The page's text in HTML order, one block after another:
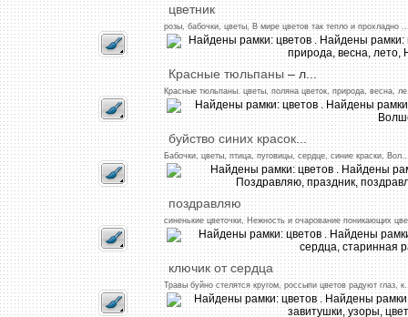
цветник
розы, бабочки, цветы, Вмире цветов так тепло ипрохладно
Красные тюльпаны– л...
Красные тюльпаны. цветы, поляна цветок, природа, весна, ле
буйство синих красок...
Бабочки, цветы, птица, пуговицы, сердце, синие краски, Вол
поздравляю
синенькие цветочки, Нежность и очарование поникающих
ключик от сердца
Травы буйно стелятся кругом, россыпи цветов радуют глаз,